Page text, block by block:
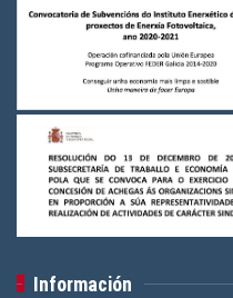
Información